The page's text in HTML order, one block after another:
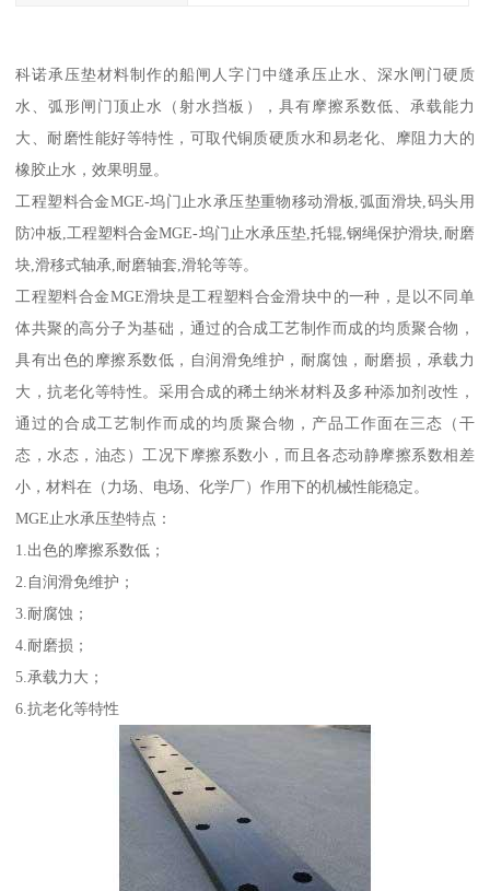
科诺承压垫材料制作的船闸人字门中缝承压止水、深水闸门硬质
水、弧形闸门顶止水（射水挡板），具有摩擦系数低、承载能力
大、耐磨性能好等特性，可取代铜质硬质水和易老化、摩阻力大的
橡胶止水，效果明显。
工程塑料合金MGE-坞门止水承压垫重物移动滑板,弧面滑块,码头用
防冲板,工程塑料合金MGE-坞门止水承压垫,托辊,钢绳保护滑块,耐磨
块,滑移式轴承,耐磨轴套,滑轮等等。
工程塑料合金MGE滑块是工程塑料合金滑块中的一种，是以不同单
体共聚的高分子为基础，通过的合成工艺制作而成的均质聚合物，
具有出色的摩擦系数低，自润滑免维护，耐腐蚀，耐磨损，承载力
大，抗老化等特性。采用合成的稀土纳米材料及多种添加剂改性，
通过的合成工艺制作而成的均质聚合物，产品工作面在三态（干
态，水态，油态）工况下摩擦系数小，而且各态动静摩擦系数相差
小，材料在（力场、电场、化学厂）作用下的机械性能稳定。
MGE止水承压垫特点：
1.出色的摩擦系数低；
2.自润滑免维护；
3.耐腐蚀；
4.耐磨损；
5.承载力大；
6.抗老化等特性